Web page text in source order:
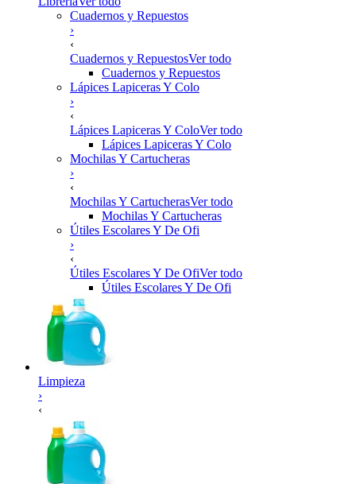
Cuadernos y Repuestos
›
‹
Cuadernos y RepuestosVer todo
Cuadernos y Repuestos
Lápices Lapiceras Y Colo
›
‹
Lápices Lapiceras Y ColoVer todo
Lápices Lapiceras Y Colo
Mochilas Y Cartucheras
›
‹
Mochilas Y CartucherasVer todo
Mochilas Y Cartucheras
Útiles Escolares Y De Ofi
›
‹
Útiles Escolares Y De OfiVer todo
Útiles Escolares Y De Ofi
Limpieza
›
‹